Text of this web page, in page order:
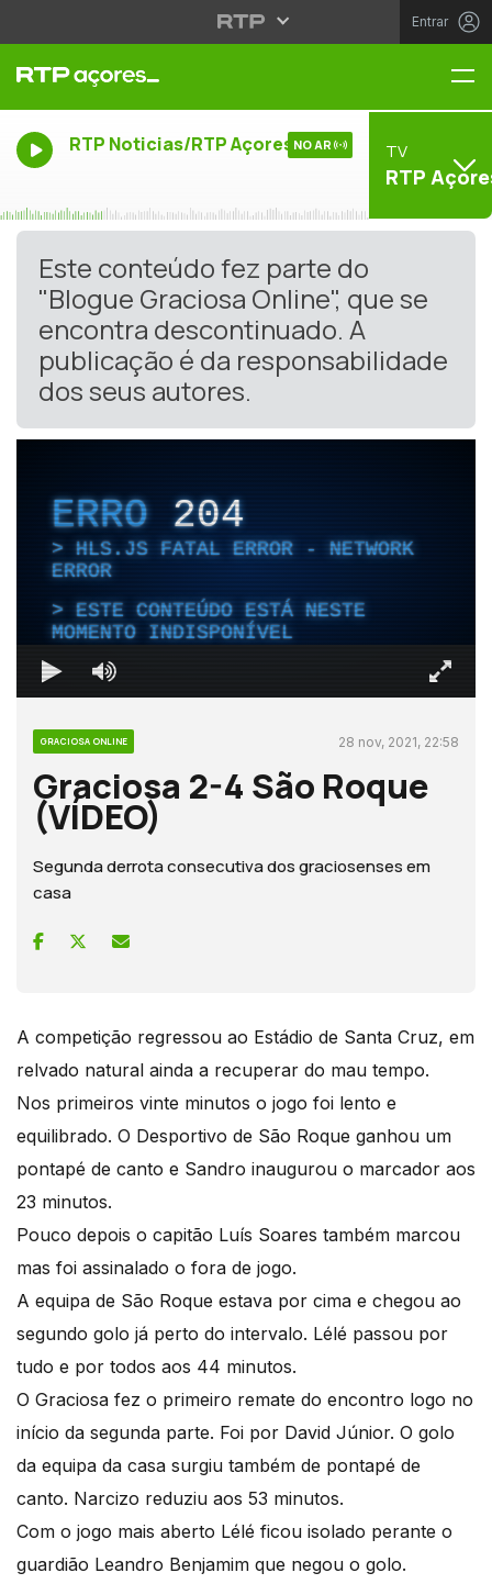
Entrar
RTP Noticias/RTP Açores NO AR TV
RTP
Este conteúdo fez parte do
"Blogue Graciosa Online", que se
encontra descontinuado. A
publicação é da responsabilidade
dos seus autores.
ERRO204
HLS.JS FATAL ERROR - NETWORK
ERROR
ESTE CONTEÚDO ESTÁ NESTE
MOMENTO INDISPONÍVEL
GRACIOSA ONLINE 28 nov, 2021, 22:58
Graciosa 2-4 São Roque
(VÍDEO)
Segunda derrota consecutiva dos graciosenses em
casa
A competição regressou ao Estádio de Santa Cruz, em
relvado natural ainda a recuperar do mau tempo.
Nos primeiros vinte minutos o jogo foi lento e
equilibrado. O Desportivo de São Roque ganhou um
pontapé de canto e Sandro inaugurou o marcador aos
23 minutos.
Pouco depois o capitão Luís Soares também marcou
mas foi assinalado o fora de jogo.
A equipa de São Roque estava por cima e chegou ao
segundo golo já perto do intervalo. Lélé passou por
tudo e por todos aos 44 minutos.
O Graciosa fez o primeiro remate do encontro logo no
início da segunda parte. Foi por David Júnior. O golo
da equipa da casa surgiu também de pontapé de
canto. Narcizo reduziu aos 53 minutos.
Com o jogo mais aberto Lélé ficou isolado perante o
guardião Leandro Benjamim que negou o golo.